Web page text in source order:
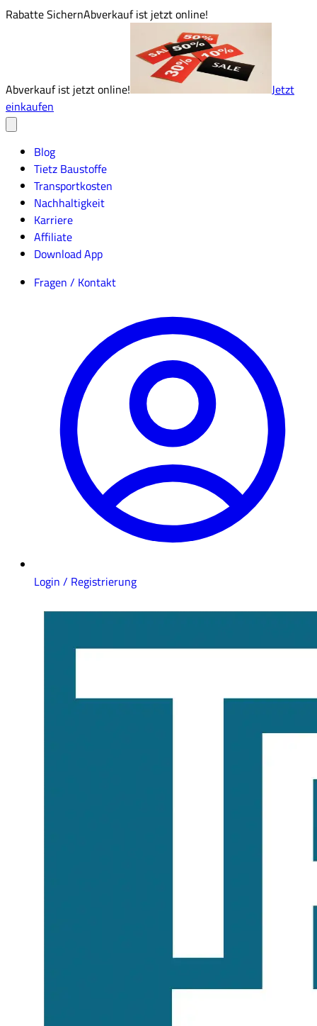
Rabatte SichernAbverkauf ist jetzt online!
Abverkauf ist jetzt online!
Jetzt
einkaufen
Blog
Tietz Baustoffe
Transportkosten
Nachhaltigkeit
Karriere
Affiliate
Download App
Fragen / Kontakt
Login / Registrierung